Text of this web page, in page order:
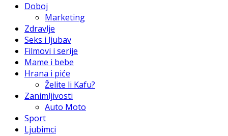
Doboj
Marketing
Zdravlje
Seks i ljubav
Filmovi i serije
Mame i bebe
Hrana i piće
Želite li Kafu?
Zanimljivosti
Auto Moto
Sport
Ljubimci